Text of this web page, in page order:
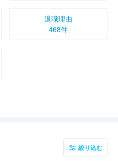
退職理由
468件
絞り込む